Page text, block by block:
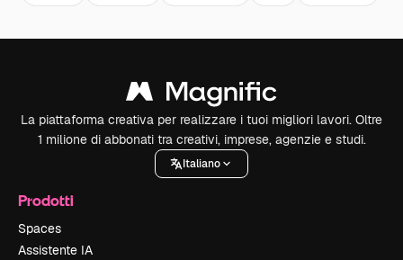
La piattaforma creativa per realizzare i tuoi migliori lavori. Oltre
1 milione di abbonati tra creativi, imprese, agenzie e studi.
Italiano
Prodotti
Spaces
Assistente IA